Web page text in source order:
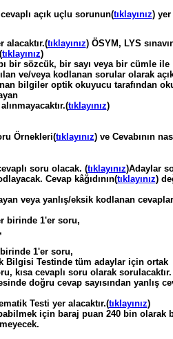
açık uçlu sorunun(tıklayınız)
alacaktır.(tıklayınız) ÖSYM, LYS
tıklayınız)
bir sözcük, bir sayı veya bir cümle ile
ve/veya kodlanan sorular olarak
bilgiler optik okuyucu tarafından
tıklayınız)
Örnekleri(tıklayınız) ve Cevabının
soru olacak. (tıklayınız)Adaylar
Cevap kâğıdının(tıklayınız)
veya yanlış/eksik kodlanan cevaplar
birinde 1'er soru,
1'er soru,
Bilgisi Testinde tüm adaylar için ortak
kısa cevaplı soru olarak sorulacaktır.
doğru cevap sayısından yanlış
Testi yer alacaktır.(tıklayınız)
için baraj puan 240 bin